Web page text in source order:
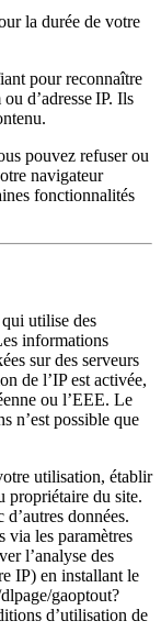
la durée de votre
pour reconnaître
d’adresse IP. Ils
pouvez refuser ou
navigateur
fonctionnalités
utilise des
informations
sur des serveurs
de l’IP est activée,
ou l’EEE. Le
n’est possible que
utilisation, établir
propriétaire du site.
d’autres données.
via les paramètres
l’analyse des
IP) en installant le
gaoptout?
d’utilisation de